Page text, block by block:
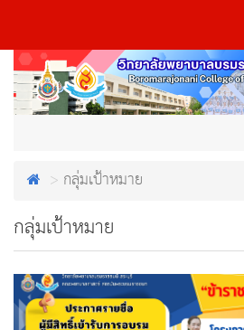
กลุ่มเป้าหมาย
กลุ่มเป้าหมาย